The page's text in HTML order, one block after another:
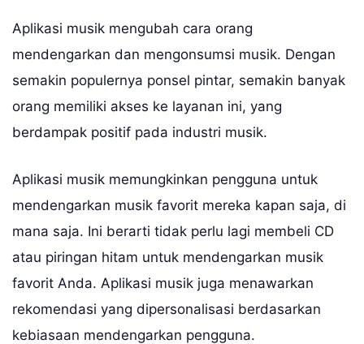
Aplikasi musik mengubah cara orang
mendengarkan dan mengonsumsi musik. Dengan
semakin populernya ponsel pintar, semakin banyak
orang memiliki akses ke layanan ini, yang
berdampak positif pada industri musik.
Aplikasi musik memungkinkan pengguna untuk
mendengarkan musik favorit mereka kapan saja, di
mana saja. Ini berarti tidak perlu lagi membeli CD
atau piringan hitam untuk mendengarkan musik
favorit Anda. Aplikasi musik juga menawarkan
rekomendasi yang dipersonalisasi berdasarkan
kebiasaan mendengarkan pengguna.